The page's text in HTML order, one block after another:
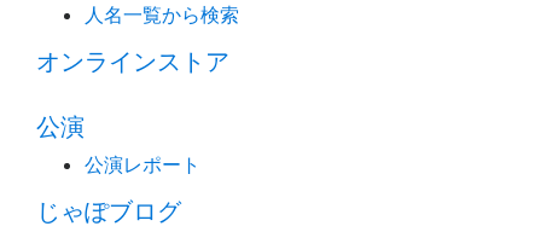
人名一覧から検索
オンラインストア
公演
公演レポート
じゃぽブログ